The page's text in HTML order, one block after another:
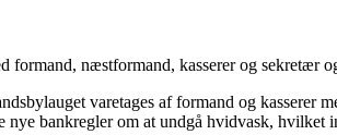
formand, næstformand, kasserer og sekretær
varetages af formand og kasserer
bankregler om at undgå hvidvask,